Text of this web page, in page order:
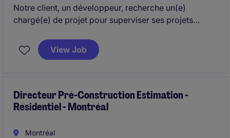
Notre client, un développeur, recherche un(e)
chargé(e) de projet pour superviser ses projets
poste offre une réelle possibilité d'évolution et
d'élargissement des responsabilités au sein d'une
View Job
Directeur Pré-Construction Estimation -
Résidentiel - Montréal
Montréal